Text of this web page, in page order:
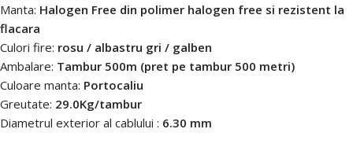
Manta: Halogen Free din polimer halogen free si rezistent la
flacara
Culori fire: rosu / albastru gri / galben
Ambalare: Tambur 500m (pret pe tambur 500 metri)
Culoare manta: Portocaliu
Greutate: 29.0Kg/tambur
Diametrul exterior al cablului : 6.30 mm